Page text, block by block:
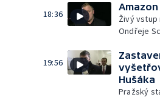
18:36
Živý
Ondřeje
19:56
Hušáka
Pražský